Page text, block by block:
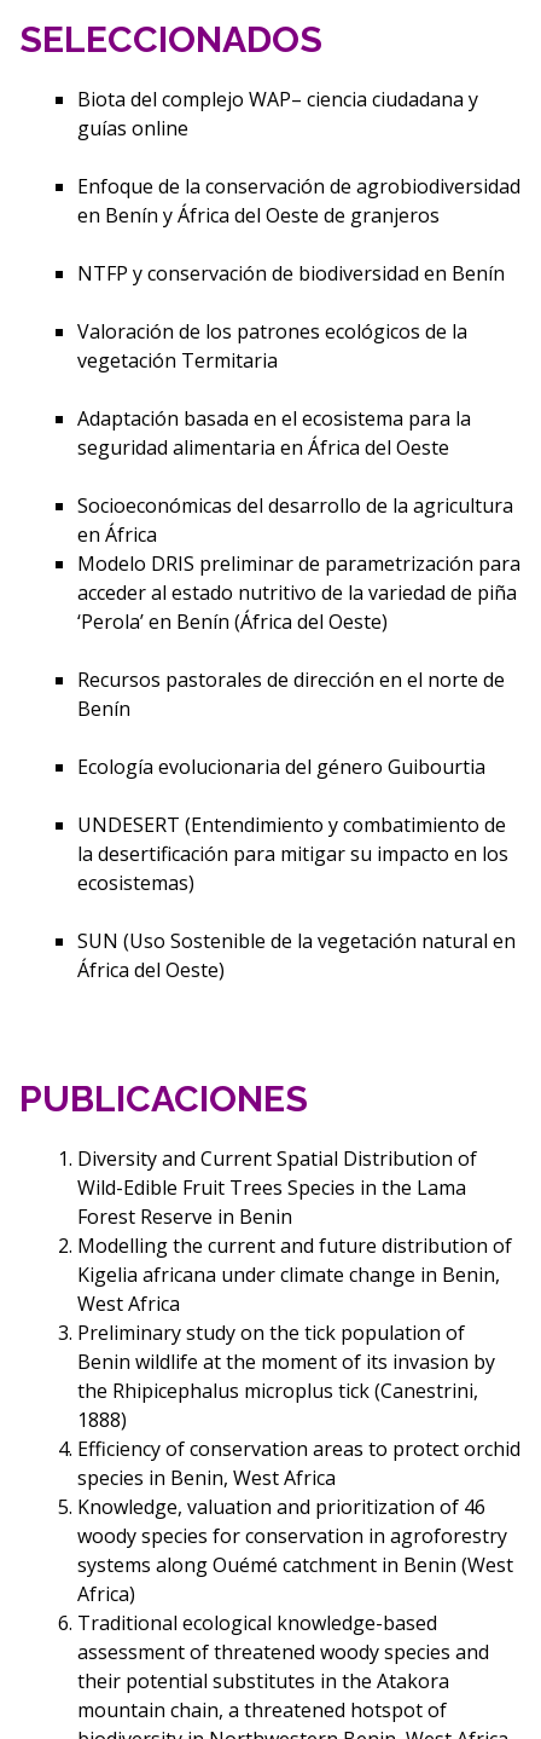
SELECCIONADOS
Biota del complejo WAP– ciencia ciudadana y
guías online
Enfoque de la conservación de agrobiodiversidad
en Benín y África del Oeste de granjeros
NTFP y conservación de biodiversidad en Benín
Valoración de los patrones ecológicos de la
vegetación Termitaria
Adaptación basada en el ecosistema para la
seguridad alimentaria en África del Oeste
Socioeconómicas del desarrollo de la agricultura
en África
Modelo DRIS preliminar de parametrización para
acceder al estado nutritivo de la variedad de piña
‘Perola’ en Benín (África del Oeste)
Recursos pastorales de dirección en el norte de
Benín
Ecología evolucionaria del género Guibourtia
UNDESERT (Entendimiento y combatimiento de
la desertificación para mitigar su impacto en los
ecosistemas)
SUN (Uso Sostenible de la vegetación natural en
África del Oeste)
PUBLICACIONES
Diversity and Current Spatial Distribution of
Wild-Edible Fruit Trees Species in the Lama
Forest Reserve in Benin
Modelling the current and future distribution of
Kigelia africana under climate change in Benin,
West Africa
Preliminary study on the tick population of
Benin wildlife at the moment of its invasion by
the Rhipicephalus microplus tick (Canestrini,
1888)
Efficiency of conservation areas to protect orchid
species in Benin, West Africa
Knowledge, valuation and prioritization of 46
woody species for conservation in agroforestry
systems along Ouémé catchment in Benin (West
Africa)
Traditional ecological knowledge-based
assessment of threatened woody species and
their potential substitutes in the Atakora
mountain chain, a threatened hotspot of